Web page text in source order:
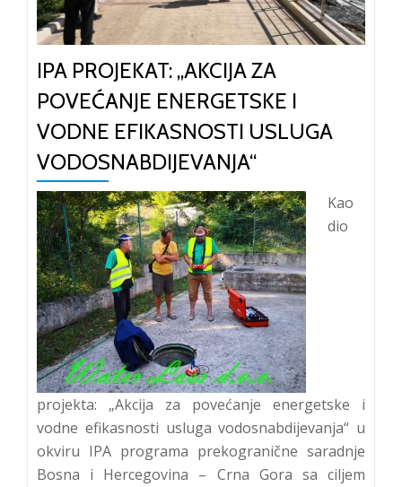
IPA PROJEKAT: „AKCIJA ZA
POVEĆANJE ENERGETSKE I
VODNE EFIKASNOSTI USLUGA
VODOSNABDIJEVANJA“
Kao
dio
projekta: „Akcija za povećanje energetske i
vodne efikasnosti usluga vodosnabdijevanja“ u
okviru IPA programa prekogranične saradnje
Bosna i Hercegovina – Crna Gora sa ciljem